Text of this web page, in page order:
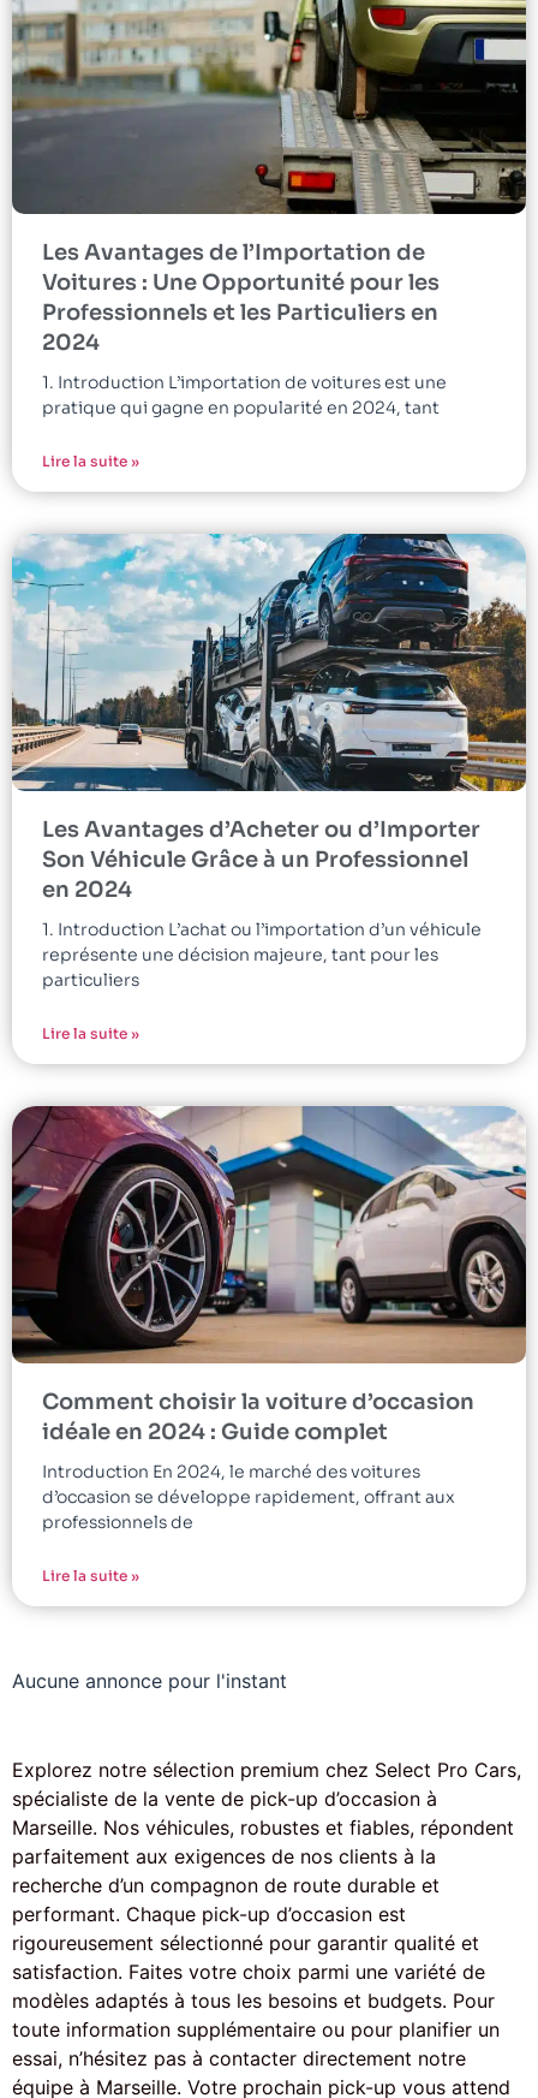
Les Avantages de l’Importation de
Voitures : Une Opportunité pour les
Professionnels et les Particuliers en
2024
1. Introduction L’importation de voitures est une
pratique qui gagne en popularité en 2024, tant
Lire la suite »
Les Avantages d’Acheter ou d’Importer
Son Véhicule Grâce à un Professionnel
en 2024
1. Introduction L’achat ou l’importation d’un véhicule
représente une décision majeure, tant pour les
particuliers
Lire la suite »
Comment choisir la voiture d’occasion
idéale en 2024 : Guide complet
Introduction En 2024, le marché des voitures
d’occasion se développe rapidement, offrant aux
professionnels de
Lire la suite »
Aucune annonce pour l'instant
Explorez notre sélection premium chez Select Pro Cars,
spécialiste de la vente de pick-up d’occasion à
Marseille. Nos véhicules, robustes et fiables, répondent
parfaitement aux exigences de nos clients à la
recherche d’un compagnon de route durable et
performant. Chaque pick-up d’occasion est
rigoureusement sélectionné pour garantir qualité et
satisfaction. Faites votre choix parmi une variété de
modèles adaptés à tous les besoins et budgets. Pour
toute information supplémentaire ou pour planifier un
essai, n’hésitez pas à contacter directement notre
équipe à Marseille. Votre prochain pick-up vous attend